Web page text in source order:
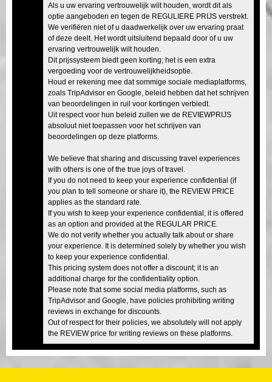
Als u uw ervaring vertrouwelijk wilt houden, wordt dit als
optie aangeboden en tegen de REGULIERE PRIJS verstrekt.
We verifiëren niet of u daadwerkelijk over uw ervaring praat
of deze deelt. Het wordt uitsluitend bepaald door of u uw
ervaring vertrouwelijk wilt houden.
Dit prijssysteem biedt geen korting; het is een extra
vergoeding voor de vertrouwelijkheidsoptie.
Houd er rekening mee dat sommige sociale mediaplatforms,
zoals TripAdvisor en Google, beleid hebben dat het schrijven
van beoordelingen in ruil voor kortingen verbiedt.
Uit respect voor hun beleid zullen we de REVIEWPRIJS
absoluut niet toepassen voor het schrijven van
beoordelingen op deze platforms.
We believe that sharing and discussing travel experiences
with others is one of the true joys of travel.
If you do not need to keep your experience confidential (if
you plan to tell someone or share it), the REVIEW PRICE
applies as the standard rate.
If you wish to keep your experience confidential, it is offered
as an option and provided at the REGULAR PRICE.
We do not verify whether you actually talk about or share
your experience. It is determined solely by whether you wish
to keep your experience confidential.
This pricing system does not offer a discount; it is an
additional charge for the confidentiality option.
Please note that some social media platforms, such as
TripAdvisor and Google, have policies prohibiting writing
reviews in exchange for discounts.
Out of respect for their policies, we absolutely will not apply
the REVIEW price for writing reviews on these platforms.